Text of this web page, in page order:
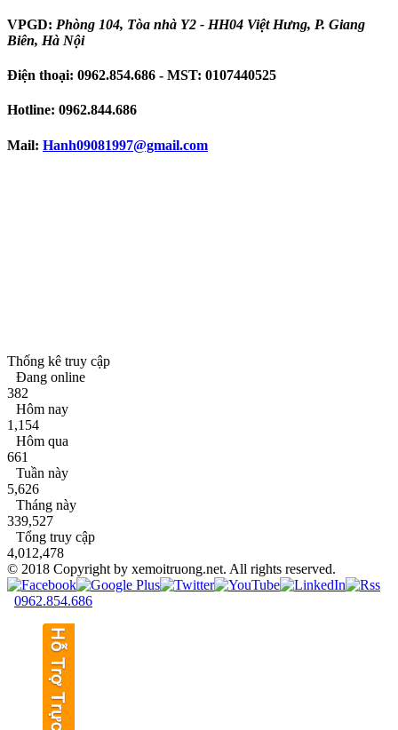
VPGD: Phòng 104, Tòa nhà Y2 - HH04 Việt Hưng, P. Giang
Biên, Hà Nội
Điện thoại: 0962.854.686 - MST: 0107440525
Hotline: 0962.844.686
Mail: Hanh09081997@gmail.com
Thống kê truy cập
Đang online
382
Hôm nay
1,154
Hôm qua
661
Tuần này
5,626
Tháng này
339,527
Tổng truy cập
4,012,478
© 2018 Copyright by xemoitruong.net. All rights reserved.
0962.854.686